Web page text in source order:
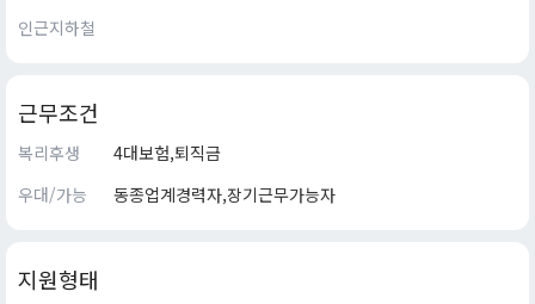
인근지하철
근무조건
복리후생
4대보험,퇴직금
우대/가능
동종업계경력자,장기근무가능자
지원형태